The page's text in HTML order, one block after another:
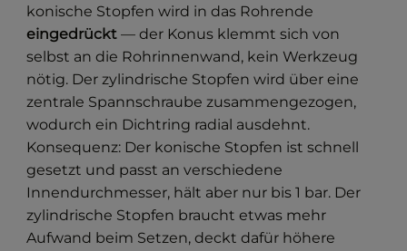
konische Stopfen wird in das Rohrende
eingedrückt — der Konus klemmt sich von
selbst an die Rohrinnenwand, kein Werkzeug
nötig. Der zylindrische Stopfen wird über eine
zentrale Spannschraube zusammengezogen,
wodurch ein Dichtring radial ausdehnt.
Konsequenz: Der konische Stopfen ist schnell
gesetzt und passt an verschiedene
Innendurchmesser, hält aber nur bis 1 bar. Der
zylindrische Stopfen braucht etwas mehr
Aufwand beim Setzen, deckt dafür höhere